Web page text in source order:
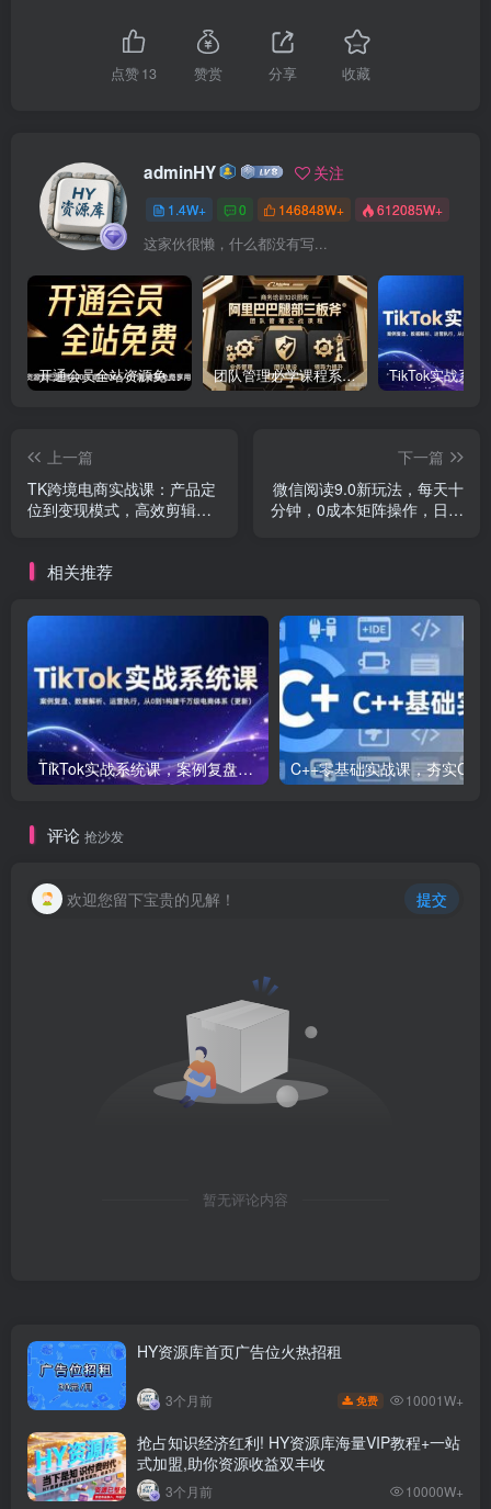
点赞13 赞赏 分享 收藏
adminHY 关注
1.4W+ 0 146848W+ 612085W+
这家伙很懒，什么都没有写...
开通会员全站资源免费下载 开通VIP会员 HY资源库 团队管理必学课程系列，阿里巴巴“腿部三板斧”
上一篇
TK跨境电商实战课：产品定
位到变现模式，高效剪辑与
下一篇
微信阅读9.0新玩法，每天十
分钟，0成本矩阵操作，日入
相关推荐
TikTok实战系统课，案例复盘、数据解析、运营执行，从0到1构建千万级电商体系（更新）
评论 抢沙发
欢迎您留下宝贵的见解！ 提交
暂无评论内容
HY资源库首页广告位火热招租
3个月前 免费 10001W+
抢占知识经济红利! HY资源库海量VIP教程+一站
式加盟,助你资源收益双丰收
3个月前 10000W+